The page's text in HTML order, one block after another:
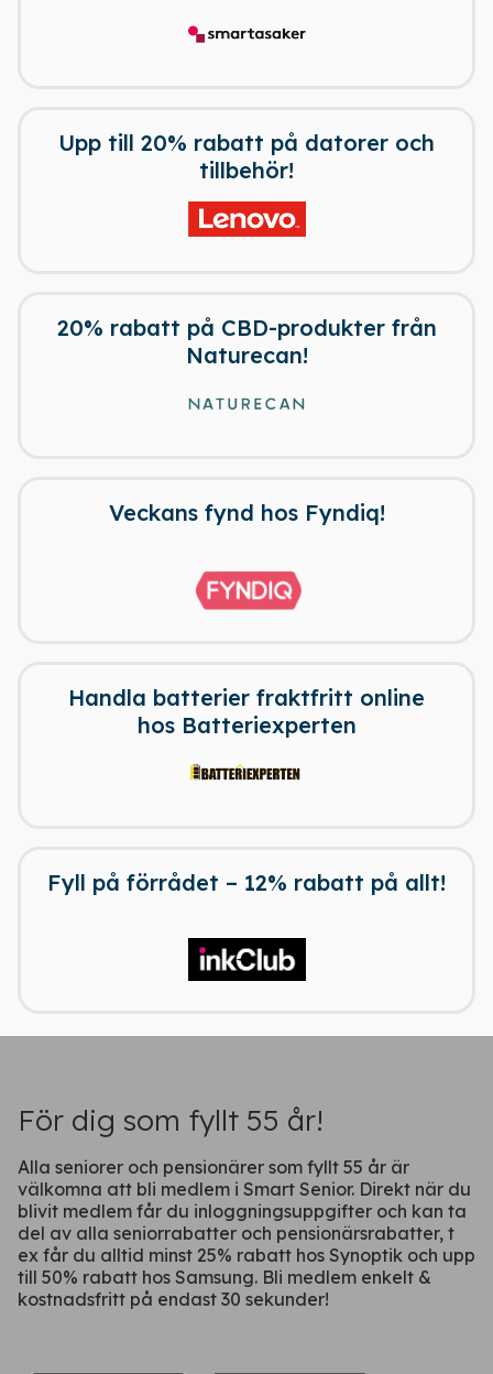
Upp till 20% rabatt på datorer och
tillbehör!
20% rabatt på CBD-produkter från
Naturecan!
Veckans fynd hos Fyndiq!
Handla batterier fraktfritt online
hos Batteriexperten
Fyll på förrådet – 12% rabatt på allt!
För dig som fyllt 55 år!
Alla seniorer och pensionärer som fyllt 55 år är
välkomna att bli medlem i Smart Senior. Direkt när du
blivit medlem får du inloggningsuppgifter och kan ta
del av alla seniorrabatter och pensionärsrabatter, t
ex får du alltid minst 25% rabatt hos Synoptik och upp
till 50% rabatt hos Samsung. Bli medlem enkelt &
kostnadsfritt på endast 30 sekunder!